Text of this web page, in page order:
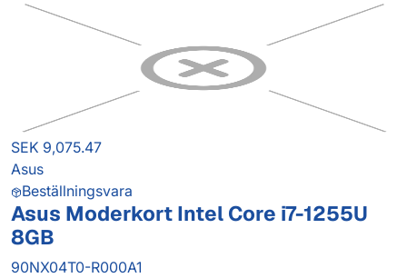
SEK 9,075.47
Asus
Beställningsvara
Asus Moderkort Intel Core i7-1255U
8GB
90NX04T0-R000A1